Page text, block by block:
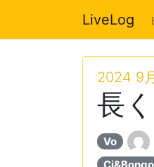
LiveLog
2024 9
長
Vo
Cj&Bongo